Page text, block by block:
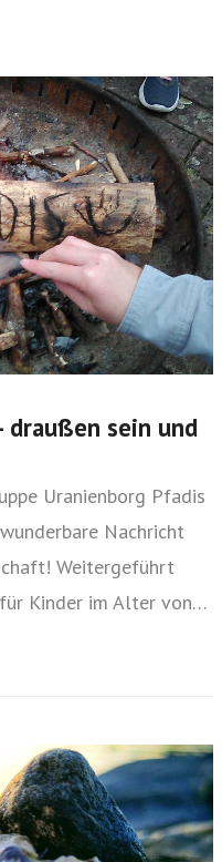
draußen sein und
Uranienborg Pfadis
Nachricht
Weitergeführt
Kinder im Alter von…